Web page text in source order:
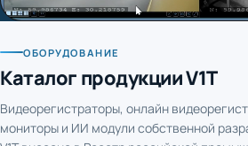
Каталог продукции V1T
мониторы и ИИ модули собственной
V1T внесено в Реестр российской